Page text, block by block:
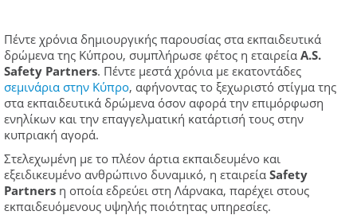
Πέντε χρόνια δημιουργικής παρουσίας στα εκπαιδευτικά
δρώμενα της Κύπρου, συμπλήρωσε φέτος η εταιρεία A.S.
Safety Partners. Πέντε μεστά χρόνια με εκατοντάδες
σεμινάρια στην Κύπρο, αφήνοντας το ξεχωριστό στίγμα της
στα εκπαιδευτικά δρώμενα όσον αφορά την επιμόρφωση
ενηλίκων και την επαγγελματική κατάρτισή τους στην
κυπριακή αγορά.
Στελεχωμένη με το πλέον άρτια εκπαιδευμένο και
εξειδικευμένο ανθρώπινο δυναμικό, η εταιρεία Safety
Partners η οποία εδρεύει στη Λάρνακα, παρέχει στους
εκπαιδευόμενους υψηλής ποιότητας υπηρεσίες.